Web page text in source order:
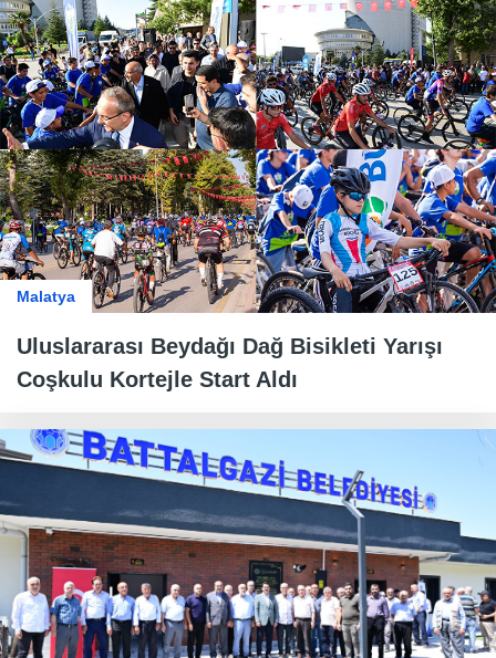
Malatya
Uluslararası Beydağı Dağ Bisikleti Yarışı
Coşkulu Kortejle Start Aldı